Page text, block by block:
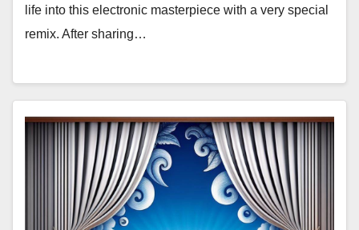
life into this electronic masterpiece with a very special
remix. After sharing…